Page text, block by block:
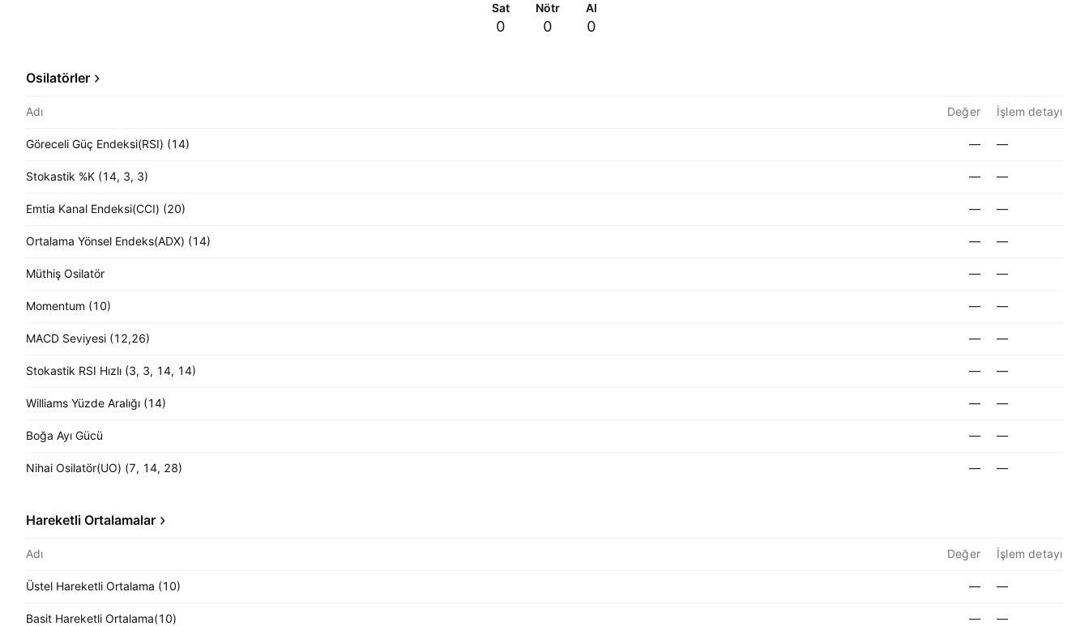
Sat
0
Nötr
0
Al
0
Osilatörler
Adı Değer İşlem detayı
Göreceli Güç Endeksi(RSI) (14) — —
Stokastik %K (14, 3, 3) — —
Emtia Kanal Endeksi(CCI) (20) — —
Ortalama Yönsel Endeks(ADX) (14) — —
Müthiş Osilatör — —
Momentum (10) — —
MACD Seviyesi (12,26) — —
Stokastik RSI Hızlı (3, 3, 14, 14) — —
Williams Yüzde Aralığı (14) — —
Boğa Ayı Gücü — —
Nihai Osilatör(UO) (7, 14, 28) — —
Hareketli Ortalamalar
Adı Değer İşlem detayı
Üstel Hareketli Ortalama (10) — —
Basit Hareketli Ortalama(10) — —